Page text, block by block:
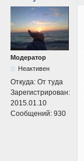
Модератор
Неактивен
Откуда: От туда
Зарегистрирован:
2015.01.10
Сообщений: 930